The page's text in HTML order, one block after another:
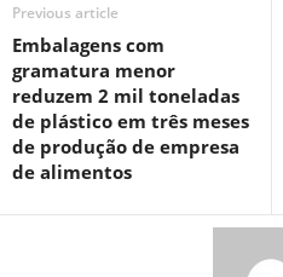
Previous article
Embalagens com
gramatura menor
reduzem 2 mil toneladas
de plástico em três meses
de produção de empresa
de alimentos